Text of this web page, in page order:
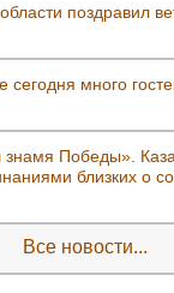
поздравил
сегодня много
Победы».
близких о
Все новости...